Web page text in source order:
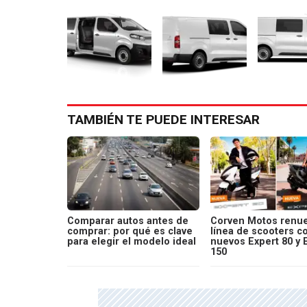
TAMBIÉN TE PUEDE INTERESAR
Comparar autos antes de
comprar: por qué es clave
para elegir el modelo ideal
Corven Motos
línea de scooters
nuevos Expert 80 y
150